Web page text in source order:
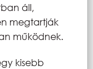
áll,
megtartják
működnek.
kisebb